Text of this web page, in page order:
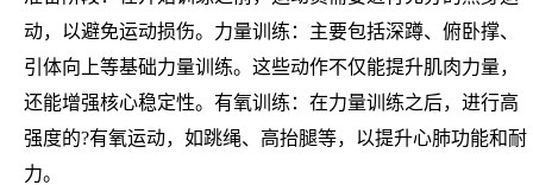
动，以避免运动损伤。力量训练：主要包括深蹲、俯卧撑、
引体向上等基础力量训练。这些动作不仅能提升肌肉力量，
还能增强核心稳定性。有氧训练：在力量训练之后，进行高
强度的?有氧运动，如跳绳、高抬腿等，以提升心肺功能和耐
力。